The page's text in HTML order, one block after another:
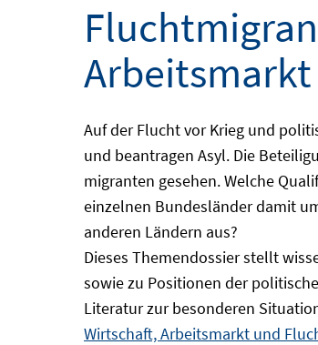
Arbeitsmarkt
Auf der Flucht vor Krieg und
und beantragen Asyl. Die
migranten gesehen. Welche
einzelnen Bundesländer damit
anderen Ländern aus?
Dieses Themendossier stellt
sowie zu Positionen der
Literatur zur besonderen
Wirtschaft, Arbeitsmarkt und